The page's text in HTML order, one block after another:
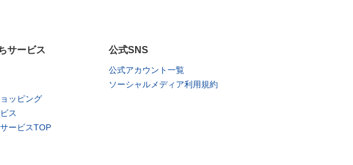
サービス
ッピング
ス
ービスTOP
公式SNS
公式アカウント一覧
ソーシャルメディア利用規約